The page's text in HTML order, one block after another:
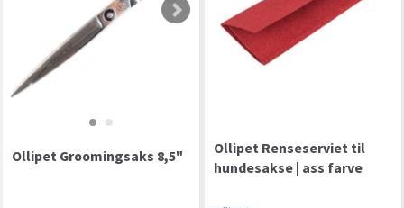
Ollipet Groomingsaks 8,5"
Ollipet Renseserviet til
hundesakse | ass farve